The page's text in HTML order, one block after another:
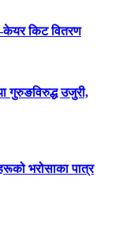
किट वितरण
गुरुङविरुद्ध उजुरी,
भरोसाका पात्र